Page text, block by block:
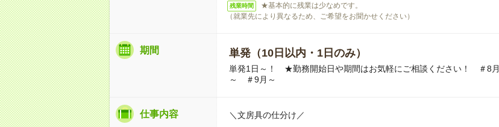
残業時間
★基本的に残業は少なめです。
（就業先により異なるため、ご希望をお聞かせください）
期間 単発（10日以内・1日のみ）
単発1日～！ ★勤務開始日や期間はお気軽にご相談ください！ ＃8月
～ ＃9月～
仕事内容 ＼文房具の仕分け／